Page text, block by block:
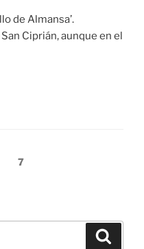
de Almansa’.
Ciprián, aunque en el
7